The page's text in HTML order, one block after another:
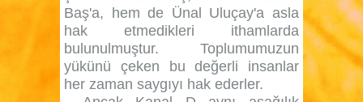
Baş'a, hem de Ünal Uluçay'a asla
hak etmedikleri ithamlarda
bulunulmuştur. Toplumumuzun
yükünü çeken bu değerli insanlar
her zaman saygıyı hak ederler.